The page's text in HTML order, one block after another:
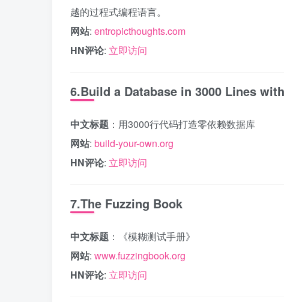
越的过程式编程语言。
网站: entropicthoughts.com
HN评论: 立即访问
6.Build a Database in 3000 Lines
中文标题 ：用3000行代码打造零依赖数据库
网站: build-your-own.org
HN评论: 立即访问
7.The Fuzzing Book
中文标题 ：《模糊测试手册》
网站: www.fuzzingbook.org
HN评论: 立即访问